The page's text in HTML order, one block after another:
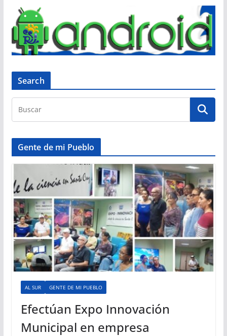
Search
Gente de mi Pueblo
AL SUR GENTE DE MI PUEBLO
Efectúan Expo Innovación
Municipal en empresa